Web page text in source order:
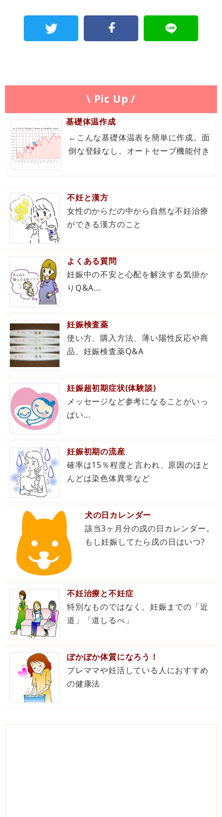
\ Pic Up /
基礎体温作成
←こんな基礎体温表を簡単に作成。面
倒な登録なし。オートセーブ機能付き
不妊と漢方
女性のからだの中から自然な不妊治療
ができる漢方のこと
よくある質問
妊娠中の不安と心配を解決する気掛か
りQ&A...
妊娠検査薬
使い方、購入方法、薄い陽性反応や商
品、妊娠検査薬Q&A
妊娠超初期症状(体験談)
メッセージなど参考になることがいっ
ぱい...
妊娠初期の流産
確率は15％程度と言われ、原因のほと
んどは染色体異常など
犬の日カレンダー
該当3ヶ月分の戌の日カレンダー。
もし妊娠してたら戌の日はいつ?
不妊治療と不妊症
特別なものではなく、妊娠までの「近
道」「道しるべ」
ぽかぽか体質になろう！
プレママや妊活している人におすすめ
の健康法